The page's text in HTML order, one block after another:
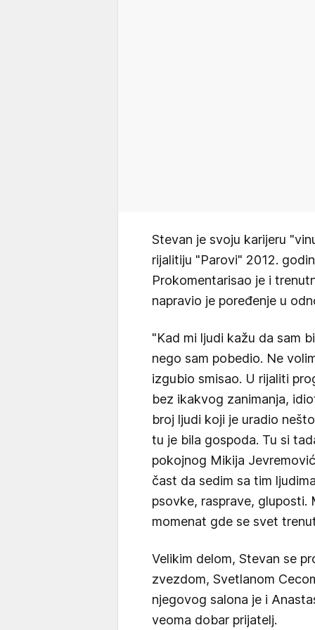
Stevan je svoju karijeru
rijalitiju "Parovi" 2012.
Prokomentarisao je i
napravio je poređenje u
"Kad mi ljudi kažu da sam
nego sam pobedio. Ne
izgubio smisao. U rijaliti
bez ikakvog zanimanja,
broj ljudi koji je uradio
tu je bila gospoda. Tu si
pokojnog Mikija
čast da sedim sa tim
psovke, rasprave, gluposti.
momenat gde se svet
Velikim delom, Stevan se
zvezdom, Svetlanom
njegovog salona je i
veoma dobar prijatelj.